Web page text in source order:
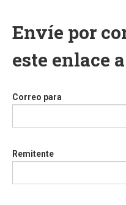
Envíe por
este enlace
Correo para
Remitente